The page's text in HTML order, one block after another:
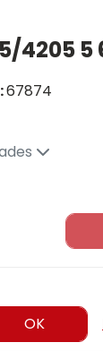
4205 5
67874
OK